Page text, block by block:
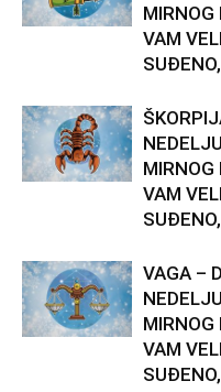
MIRNOG
VAM
MIRNOG
VAM
VAGA –
MIRNOG
VAM